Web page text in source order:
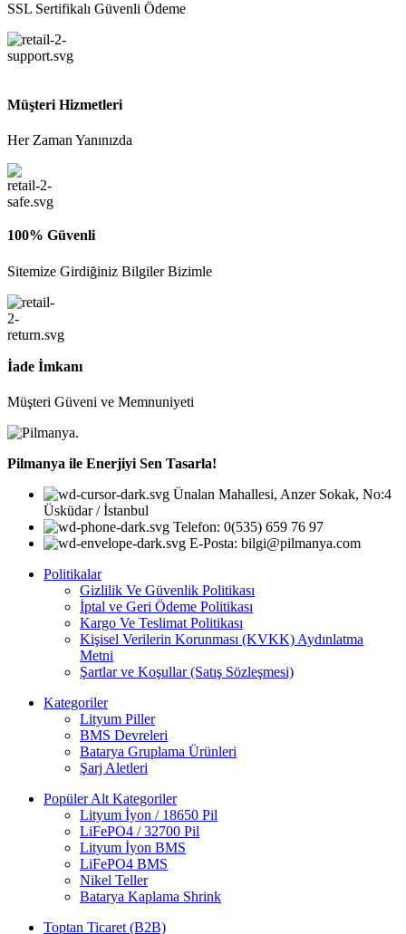
SSL Sertifikalı Güvenli Ödeme
Müşteri Hizmetleri
Her Zaman Yanınızda
100% Güvenli
Sitemize Girdiğiniz Bilgiler Bizimle
İade İmkanı
Müşteri Güveni ve Memnuniyeti
Pilmanya ile Enerjiyi Sen Tasarla!
Ünalan Mahallesi, Anzer Sokak, No:4
Üsküdar / İstanbul
Telefon: 0(535) 659 76 97
E-Posta: bilgi@pilmanya.com
Politikalar
Gizlilik Ve Güvenlik Politikası
İptal ve Geri Ödeme Politikası
Kargo Ve Teslimat Politikası
Kişisel Verilerin Korunması (KVKK) Aydınlatma
Metni
Şartlar ve Koşullar (Satış Sözleşmesi)
Kategoriler
Lityum Piller
BMS Devreleri
Batarya Gruplama Ürünleri
Şarj Aletleri
Popüler Alt Kategoriler
Lityum İyon / 18650 Pil
LiFePO4 / 32700 Pil
Lityum İyon BMS
LiFePO4 BMS
Nikel Teller
Batarya Kaplama Shrink
Toptan Ticaret (B2B)